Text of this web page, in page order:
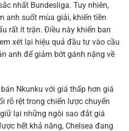
nhất Bundesliga. Tuy nhiên,
anh suốt mùa giải, khiến tiền
rất ít trận. Điều này khiến ban
xét lại hiệu quả đầu tư vào cầu
anh để giảm bớt gánh nặng về
Nkunku với giá thấp hơn giá
rõ rệt trong chiến lược chuyển
lại những ngôi sao đắt giá
hết khả năng, Chelsea đang